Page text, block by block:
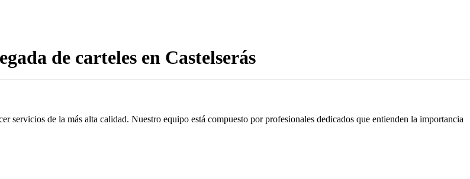
de carteles en Castelserás
servicios de la más alta calidad. Nuestro equipo está compuesto por profesionales dedicados que entienden la importancia